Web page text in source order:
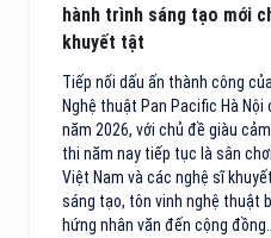
hành trình sáng tạo mới
khuyết tật
Tiếp nối dấu ấn thành công
Nghệ thuật Pan Pacific Hà
năm 2026, với chủ đề giàu
thi năm nay tiếp tục là sân
Việt Nam và các nghệ sĩ
sáng tạo, tôn vinh nghệ thuật
hứng nhân văn đến cộng đồng...